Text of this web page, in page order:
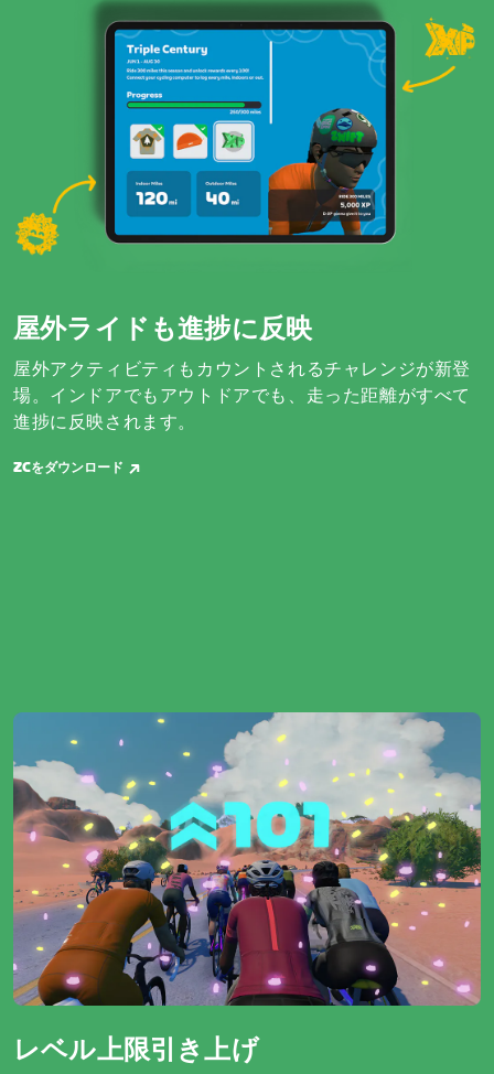
屋外ライドも進捗に反映
屋外アクティビティもカウントされるチャレンジが新登
場。インドアでもアウトドアでも、走った距離がすべて
進捗に反映されます。
ZCをダウンロード
レベル上限引き上げ